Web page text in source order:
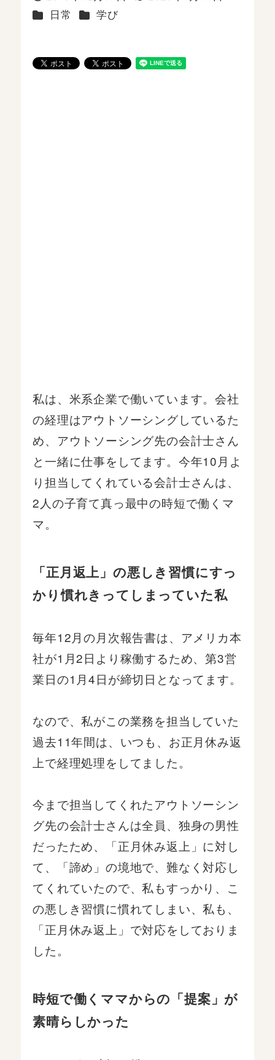
投稿日 更新日
カテゴリー
日常 カテゴリー
学び
私は、米系企業で働いています。会社
の経理はアウトソーシングしているた
め、アウトソーシング先の会計士さん
と一緒に仕事をしてます。今年10月よ
り担当してくれている会計士さんは、
2人の子育て真っ最中の時短で働くマ
マ。
「正月返上」の悪しき習慣にすっ
かり慣れきってしまっていた私
毎年12月の月次報告書は、アメリカ本
社が1月2日より稼働するため、第3営
業日の1月4日が締切日となってます。
なので、私がこの業務を担当していた
過去11年間は、いつも、お正月休み返
上で経理処理をしてました。
今まで担当してくれたアウトソーシン
グ先の会計士さんは全員、独身の男性
だったため、「正月休み返上」に対し
て、「諦め」の境地で、難なく対応し
てくれていたので、私もすっかり、こ
の悪しき習慣に慣れてしまい、私も、
「正月休み返上」で対応をしておりま
した。
時短で働くママからの「提案」が
素晴らしかった